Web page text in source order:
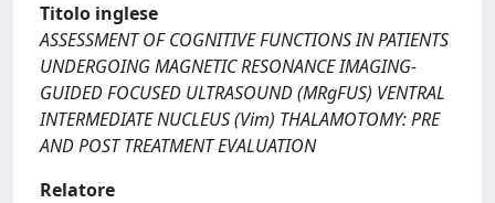
Titolo inglese
ASSESSMENT OF COGNITIVE FUNCTIONS IN PATIENTS
UNDERGOING MAGNETIC RESONANCE IMAGING-
GUIDED FOCUSED ULTRASOUND (MRgFUS) VENTRAL
INTERMEDIATE NUCLEUS (Vim) THALAMOTOMY: PRE
AND POST TREATMENT EVALUATION
Relatore